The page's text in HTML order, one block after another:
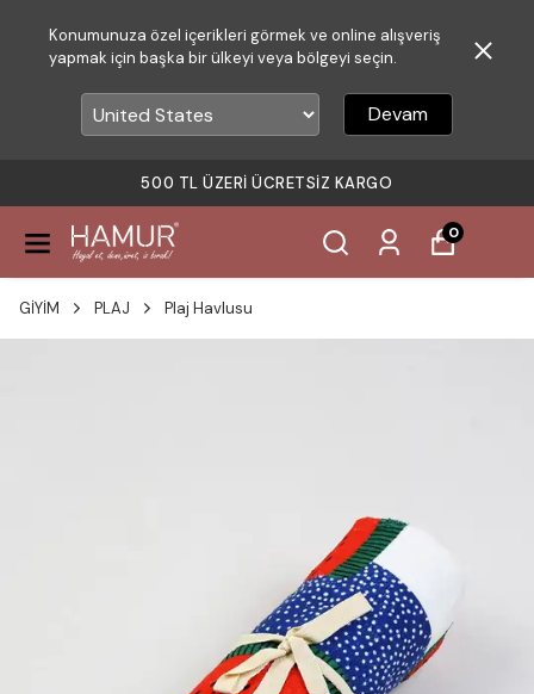
Konumunuza özel içerikleri görmek ve online alışveriş
yapmak için başka bir ülkeyi veya bölgeyi seçin.
Devam
500 TL ÜZERI ÜCRETSIZ KARGO
0
GİYİM PLAJ Plaj Havlusu